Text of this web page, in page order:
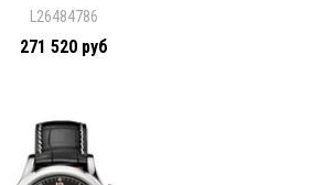
L26484786
271 520 руб